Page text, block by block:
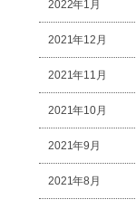
2022年1月
2021年12月
2021年11月
2021年10月
2021年9月
2021年8月